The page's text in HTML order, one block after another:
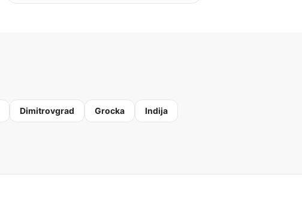
Dimitrovgrad Grocka Indija